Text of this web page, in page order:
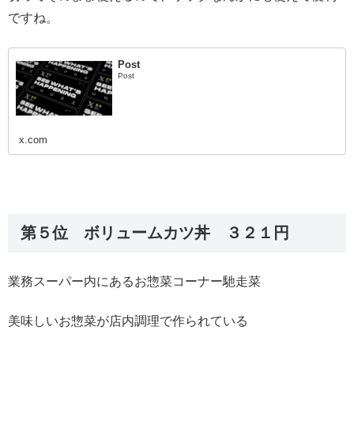
ですね。
Post
Post
x.com
第５位 ボリュームカツ丼 ３２１円
業務スーパー内にあるお惣菜コーナー馳走菜
美味しいお惣菜が店内調理で作られている